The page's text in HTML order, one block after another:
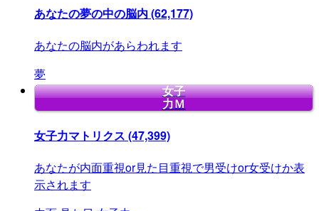
あなたの夢の中の脳内 (62,177)
あなたの脳内があらわれます
夢
女子
力Ｍ
女子力マトリクス (47,399)
あなたが内面重視or見た目重視で男受けor女受けか表
示されます